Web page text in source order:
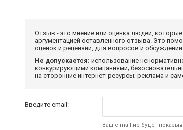
Отзыв - это мнение или оценка людей, которые
аргументацией оставленного отзыва. Это
оценок и рецензий, для вопросов и
Не допускается: использование
конкурирующими компаниями;
на сторонние интернет-ресурсы; реклама и
Введите email:
Ваш e-mail не будет